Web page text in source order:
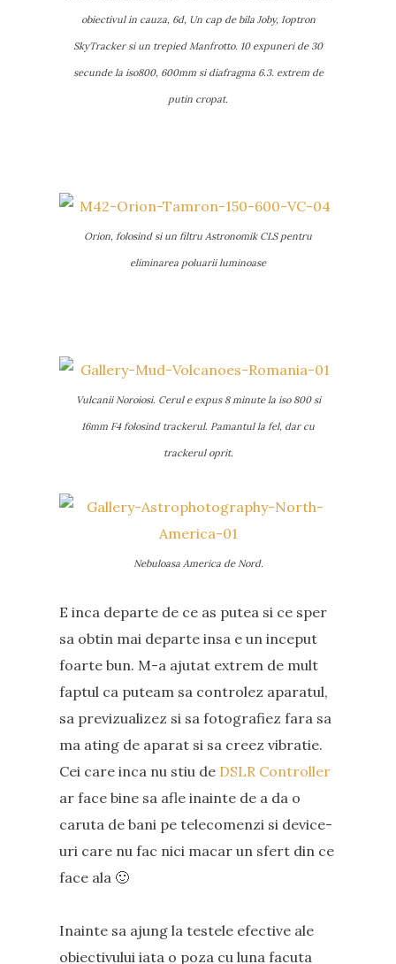
obiectivul in cauza, 6d, Un cap de bila Joby, Ioptron
SkyTracker si un trepied Manfrotto. 10 expuneri de 30
secunde la iso800, 600mm si diafragma 6.3. extrem de
putin cropat.
Orion, folosind si un filtru Astronomik CLS pentru
eliminarea poluarii luminoase
Vulcanii Noroiosi. Cerul e expus 8 minute la iso 800 si
16mm F4 folosind trackerul. Pamantul la fel, dar cu
trackerul oprit.
Nebuloasa America de Nord.
E inca departe de ce as putea si ce sper
sa obtin mai departe insa e un inceput
foarte bun. M-a ajutat extrem de mult
faptul ca puteam sa controlez aparatul,
sa previzualizez si sa fotografiez fara sa
ma ating de aparat si sa creez vibratie.
Cei care inca nu stiu de DSLR Controller
ar face bine sa afle inainte de a da o
caruta de bani pe telecomenzi si device-
uri care nu fac nici macar un sfert din ce
face ala 🙂
Inainte sa ajung la testele efective ale
obiectivului iata o poza cu luna facuta